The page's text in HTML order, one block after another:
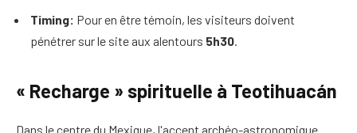
Timing: Pour en être témoin, les visiteurs doivent
pénétrer sur le site aux alentours 5h30
« Recharge » spirituelle à Teotihuacán
Dans le centre du Mexique, l'accent archéo-astronomique